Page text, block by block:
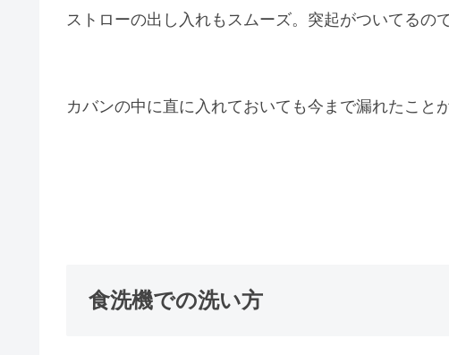
ストローの出し入れもスムーズ。突起がついてるの
カバンの中に直に入れておいても今まで漏れたこと
食洗機での洗い方